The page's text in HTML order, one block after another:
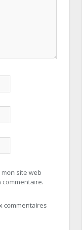
site web
commentaires